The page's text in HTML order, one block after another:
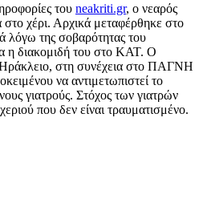
του neakriti.gr, ο νεαρός
χέρι. Αρχικά μεταφέρθηκε στο
της σοβαρότητας του
η διακομιδή του στο ΚΑΤ. Ο
στη συνέχεια στο ΠΑΓΝΗ
να αντιμετωπιστεί το
γιατρούς. Στόχος των γιατρών
που δεν είναι τραυματισμένο.